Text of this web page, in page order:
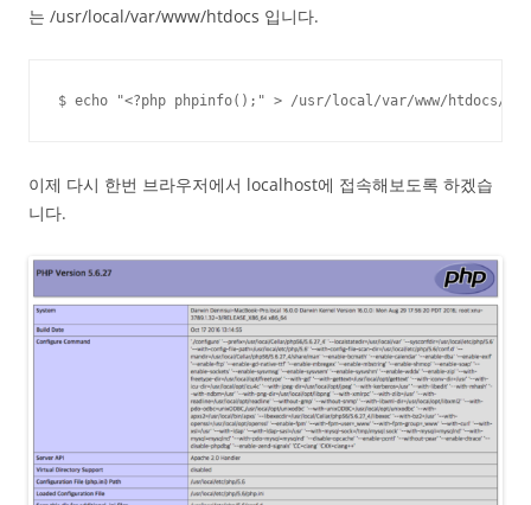
는 /usr/local/var/www/htdocs 입니다.
$ echo "<?php phpinfo();" > /usr/local/var/www/htdocs/
이제 다시 한번 브라우저에서 localhost에 접속해보도록 하겠습
니다.